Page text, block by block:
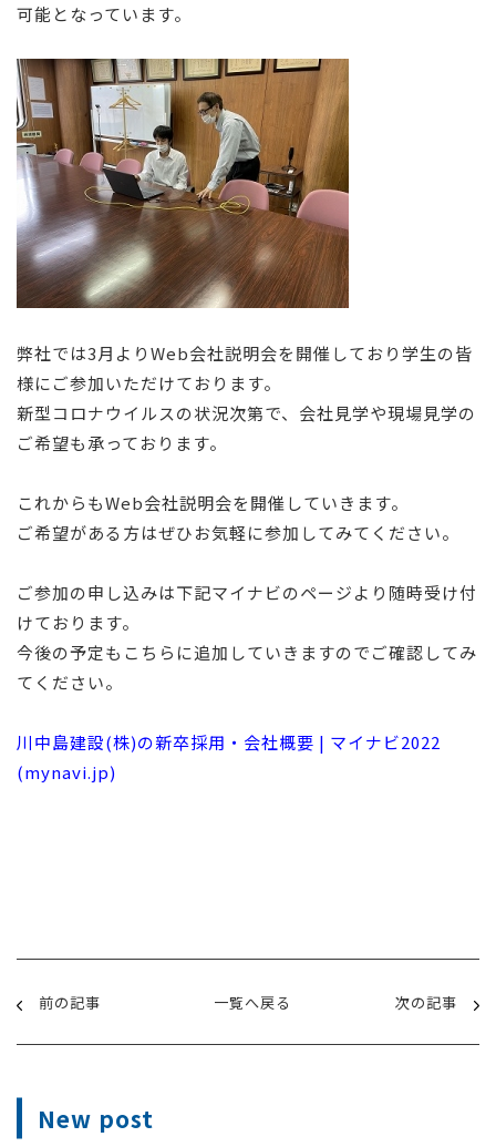
可能となっています。
弊社では3月よりWeb会社説明会を開催しており学生の皆
様にご参加いただけております。
新型コロナウイルスの状況次第で、会社見学や現場見学の
ご希望も承っております。
これからもWeb会社説明会を開催していきます。
ご希望がある方はぜひお気軽に参加してみてください。
ご参加の申し込みは下記マイナビのページより随時受け付
けております。
今後の予定もこちらに追加していきますのでご確認してみ
てください。
川中島建設(株)の新卒採用・会社概要 | マイナビ2022
(mynavi.jp)
前の記事 一覧へ戻る 次の記事
New post